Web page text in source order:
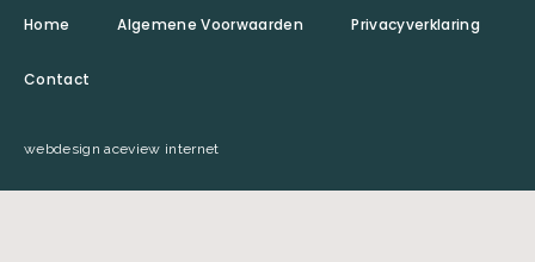
webdesign aceview internet
Home Algemene Voorwaarden Privacyverklaring
Contact